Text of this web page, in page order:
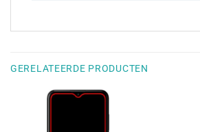
GERELATEERDE PRODUCTEN